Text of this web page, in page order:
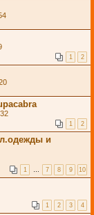
1 2
1 2
и
1 … 7 8 9 10
1 2 3 4